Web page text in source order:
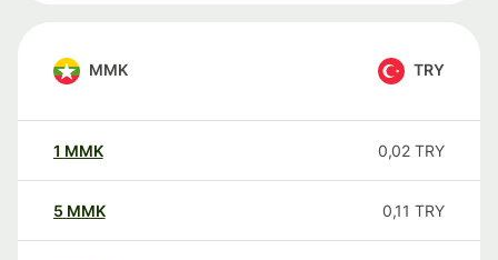
MMK TRY
1 MMK 0,02 TRY
5 MMK 0,11 TRY